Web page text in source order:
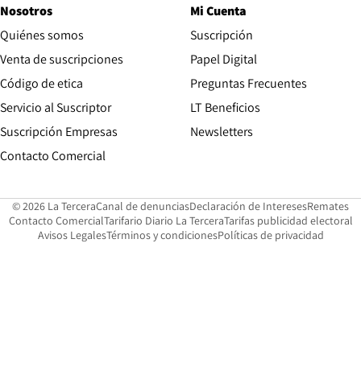
Nosotros
Quiénes somos
Venta de suscripciones
Código de etica Opens in new window
Servicio al Suscriptor
Suscripción Empresas
Contacto Comercial
Mi Cuenta
Suscripción
Papel Digital
Preguntas Frecuentes
LT Beneficios
Newsletters
© 2026 La TerceraCanal de denunciasOpens in new window
Declaración de InteresesOpens in
Remates
Contacto ComercialOpens in new window
Tarifario Diario La TerceraOpens in new window
Tarifas publicidad electoral
Avisos LegalesOpens in new window
Términos y condicionesPolíticas de privacidad